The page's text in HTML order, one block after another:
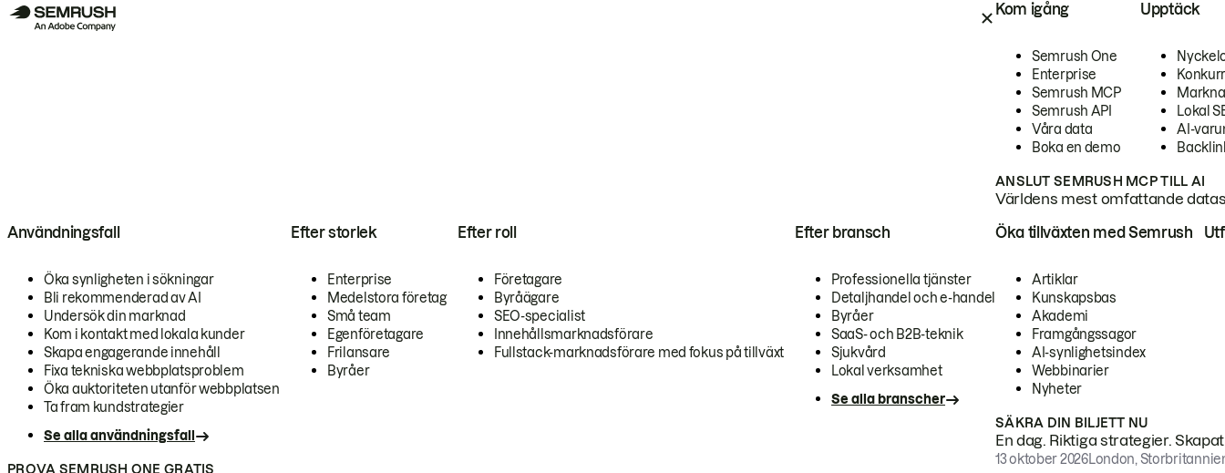
Kom igång
Semrush One
Enterprise
Semrush MCP
Semrush API
Våra data
Boka en demo
Upptäck
Lokal
AI-
ANSLUT SEMRUSH MCP TILL AI
Världens mest omfattande
Användningsfall
Öka synligheten i sökningar
Bli rekommenderad av AI
Undersök din marknad
Kom i kontakt med lokala kunder
Skapa engagerande innehåll
Fixa tekniska webbplatsproblem
Öka auktoriteten utanför webbplatsen
Ta fram kundstrategier
Se alla användningsfall
Efter storlek
Enterprise
Medelstora företag
Små team
Egenföretagare
Frilansare
Byråer
Efter roll
Företagare
Byråägare
SEO-specialist
Innehållsmarknadsförare
Fullstack-marknadsförare med fokus på tillväxt
Efter bransch
Professionella tjänster
Detaljhandel och e-handel
Byråer
SaaS- och B2B-teknik
Sjukvård
Lokal verksamhet
Se alla branscher
PROVA SEMRUSH ONE GRATIS
Öka tillväxten med Semrush
Artiklar
Kunskapsbas
Akademi
Framgångssagor
AI-synlighetsindex
Webbinarier
Nyheter
SÄKRA DIN BILJETT NU
En dag. Riktiga strategier.
13 oktober 2026London,